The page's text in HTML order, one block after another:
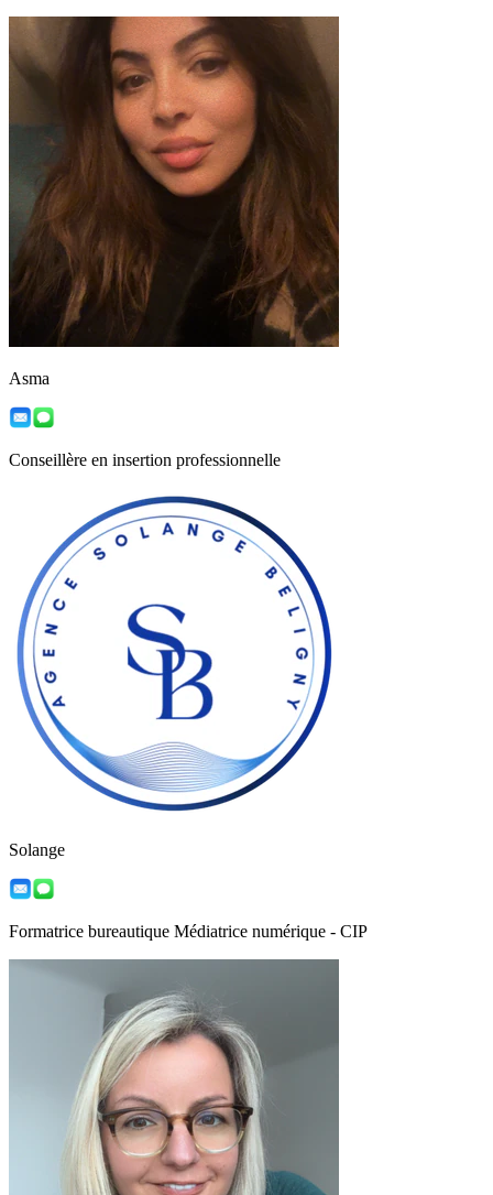
Asma
Conseillère en insertion professionnelle
Solange
Formatrice bureautique Médiatrice numérique - CIP